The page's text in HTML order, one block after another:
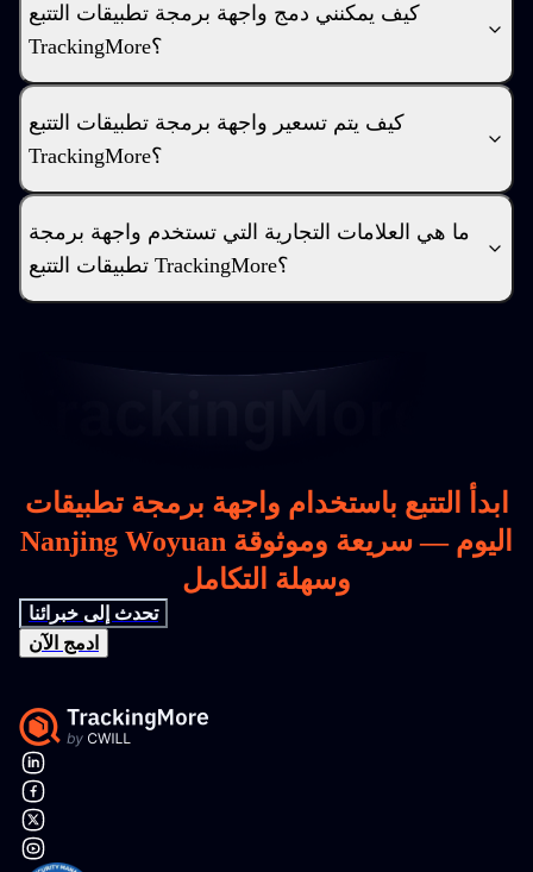
كيف يمكنني دمج واجهة برمجة تطبيقات التتبع
TrackingMore؟
كيف يتم تسعير واجهة برمجة تطبيقات التتبع
TrackingMore؟
ما هي العلامات التجارية التي تستخدم واجهة برمجة
تطبيقات التتبع TrackingMore؟
ابدأ التتبع باستخدام واجهة برمجة تطبيقات
Nanjing Woyuan اليوم — سريعة وموثوقة
وسهلة التكامل
تحدث إلى خبرائنا
ادمج الآن